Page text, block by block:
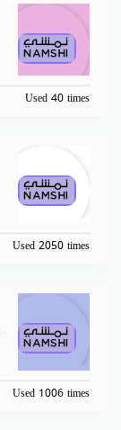
Used 40 times
Used 2050 times
Used 1006 times